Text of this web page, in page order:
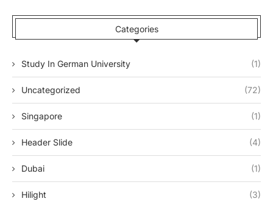
Categories
Study In German University (1)
Uncategorized (72)
Singapore (1)
Header Slide (4)
Dubai (1)
Hilight (3)